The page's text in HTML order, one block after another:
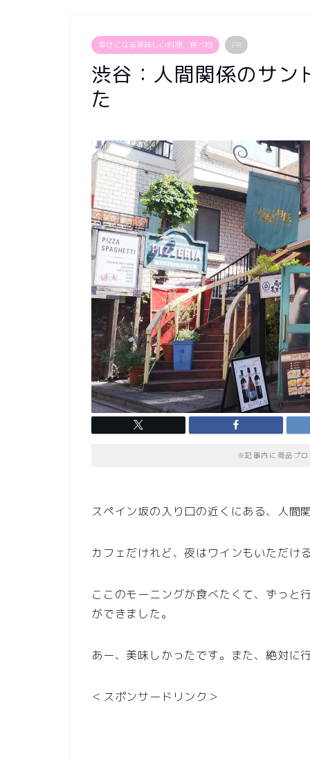
幸せになる美味しい料理、食べ物 PR
渋谷：人間関係のサン
た
※記事内に商品プ
スペイン坂の入り口の近くにある、人
カフェだけれど、夜はワインもいただけ
ここのモーニングが食べたくて、ずっと
ができました。
あー、美味しかったです。また、絶対に
＜スポンサードリンク＞